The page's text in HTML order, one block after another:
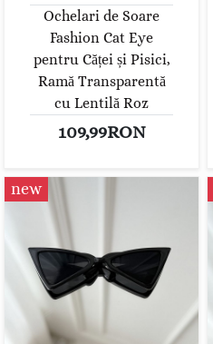
Ochelari de Soare
Fashion Cat Eye
pentru Căței și Pisici,
Ramă Transparentă
cu Lentilă Roz
109,99RON
new